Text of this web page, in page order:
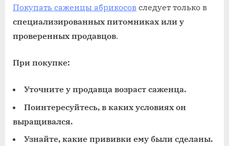
Покупать саженцы абрикосов следует только в
специализированных питомниках или у
проверенных продавцов.
При покупке:
Уточните у продавца возраст саженца.
Поинтересуйтесь, в каких условиях он
выращивался.
Узнайте, какие прививки ему были сделаны.